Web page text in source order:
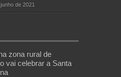
de 2021
zona rural de
vai celebrar a Santa